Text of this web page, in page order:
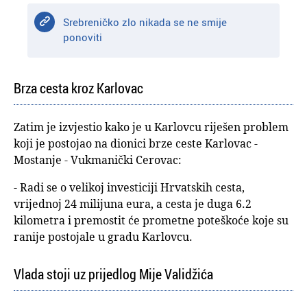
Srebreničko zlo nikada se ne smije
ponoviti
Brza cesta kroz Karlovac
Zatim je izvjestio kako je u Karlovcu riješen problem
koji je postojao na dionici brze ceste Karlovac -
Mostanje - Vukmanički Cerovac:
- Radi se o velikoj investiciji Hrvatskih cesta,
vrijednoj 24 milijuna eura, a cesta je duga 6.2
kilometra i premostit će prometne poteškoće koje su
ranije postojale u gradu Karlovcu.
Vlada stoji uz prijedlog Mije Validžića